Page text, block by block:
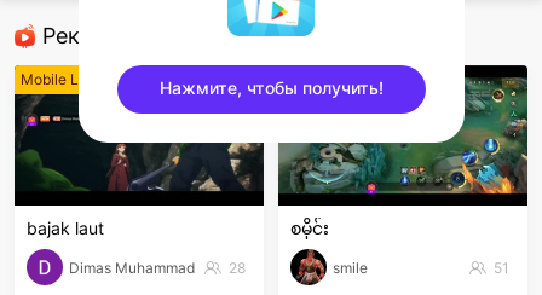
Рекомендованные стримеры
Mobile Legends
bajak laut
Dimas Muhammad 28
Mobile Legends
စမိုင်း
smile 51
Нажмите, чтобы получить!
sentinelEnd